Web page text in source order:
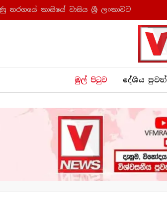
තරගයේ කාසියේ වාසිය ශ්‍රී ලංකාවට
මුල් පිටුව දේශීය පුව​ත්